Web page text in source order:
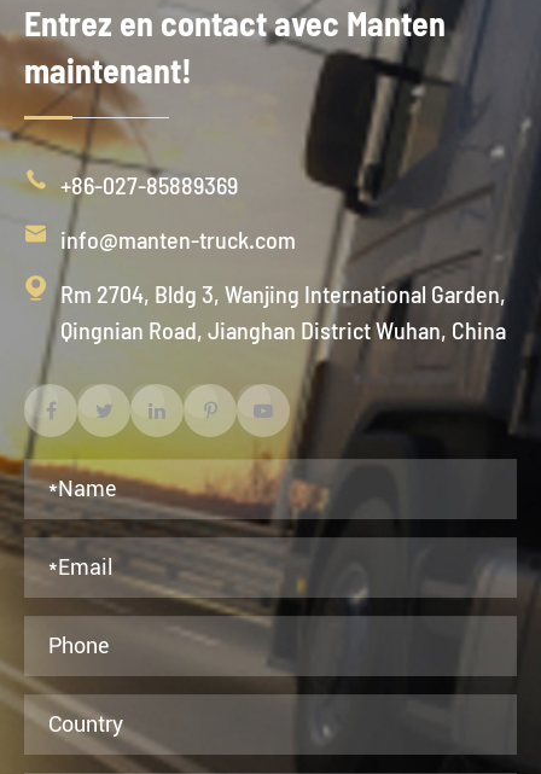
Entrez en contact avec Manten
maintenant!
 +86-027-85889369
 info@manten-truck.com

Rm 2704, Bldg 3, Wanjing International Garden,
Qingnian Road, Jianghan District Wuhan, China